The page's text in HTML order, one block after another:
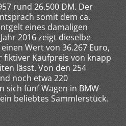
rund 26.500 DM. Der
somit dem ca.
eines damaligen
2016 zeigt dieselbe
Wert von 36.267 Euro,
Kaufpreis von knapp
lässt. Von den 254
noch etwa 220
sich fünf Wagen in BMW-
beliebtes Sammlerstück.